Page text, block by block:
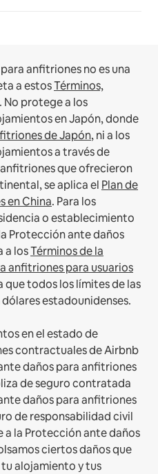
anfitriones no es una
a estosTérminos,
. No protege a los
en Japón, donde
de Japón, ni a los
a través de
anfitriones que ofrecieron
se aplica el Plan de
en China. Para los
o establecimiento
Protección ante daños
a losTérminos de la
anfitriones para usuarios
que todos los límites de las
estadounidenses.
en el estado de
contractuales de Airbnb
daños para anfitriones
de seguro contratada
daños para anfitriones
de responsabilidad civil
la Protección ante daños
ciertos daños que
tu alojamiento y tus